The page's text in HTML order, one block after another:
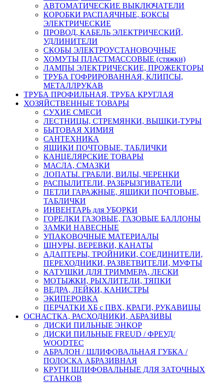
АВТОМАТИЧЕСКИЕ ВЫКЛЮЧАТЕЛИ
КОРОБКИ РАСПАЯЧНЫЕ, БОКСЫ
ЭЛЕКТРИЧЕСКИЕ
ПРОВОД, КАБЕЛЬ ЭЛЕКТРИЧЕСКИЙ,
УДЛИНИТЕЛИ
СКОБЫ ЭЛЕКТРОУСТАНОВОЧНЫЕ
ХОМУТЫ ПЛАСТМАССОВЫЕ (стяжки)
ЛАМПЫ ЭЛЕКТРИЧЕСКИЕ, ПРОЖЕКТОРЫ
ТРУБА ГОФРИРОВАННАЯ, КЛИПСЫ,
МЕТАЛЛРУКАВ
ТРУБА ПРОФИЛЬНАЯ, ТРУБА КРУГЛАЯ
ХОЗЯЙСТВЕННЫЕ ТОВАРЫ
СУХИЕ СМЕСИ
ЛЕСТНИЦЫ, СТРЕМЯНКИ, ВЫШКИ-ТУРЫ
БЫТОВАЯ ХИМИЯ
САНТЕХНИКА
ЯЩИКИ ПОЧТОВЫЕ, ТАБЛИЧКИ
КАНЦЕЛЯРСКИЕ ТОВАРЫ
МАСЛА, СМАЗКИ
ЛОПАТЫ. ГРАБЛИ, ВИЛЫ, ЧЕРЕНКИ
РАСПЫЛИТЕЛИ, РАЗБРЫЗГИВАТЕЛИ
ПЕТЛИ ГАРАЖНЫЕ, ЯЩИКИ ПОЧТОВЫЕ,
ТАБЛИЧКИ
ИНВЕНТАРЬ для УБОРКИ
ГОРЕЛКИ ГАЗОВЫЕ, ГАЗОВЫЕ БАЛЛОНЫ
ЗАМКИ НАВЕСНЫЕ
УПАКОВОЧНЫЕ МАТЕРИАЛЫ
ШНУРЫ, ВЕРЕВКИ, КАНАТЫ
АДАПТЕРЫ, ТРОЙНИКИ, СОЕДИНИТЕЛИ,
ПЕРЕХОДНИКИ, РАЗВЕТВИТЕЛИ, МУФТЫ
КАТУШКИ ДЛЯ ТРИММЕРА, ЛЕСКИ
МОТЫЖКИ, РЫХЛИТЕЛИ, ТЯПКИ
ВЕДРА, ЛЕЙКИ, КАНИСТРЫ
ЭКИПЕРОВКА
ПЕРЧАТКИ ХБ с ПВХ, КРАГИ, РУКАВИЦЫ
ОСНАСТКА, РАСХОДНИКИ, АБРАЗИВЫ
ДИСКИ ПИЛЬНЫЕ ЭНКОР
ДИСКИ ПИЛЬНЫЕ FREUD / ФРЕУД/
WOODTEC
АБРАЛОН / ШЛИФОВАЛЬНАЯ ГУБКА /
ПОЛОСКА АБРАЗИВНАЯ
КРУГИ ШЛИФОВАЛЬНЫЕ ДЛЯ ЗАТОЧНЫХ
СТАНКОВ